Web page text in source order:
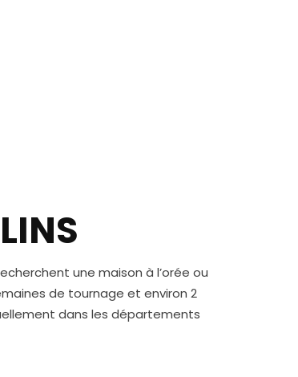
une maison à l’orée ou
de tournage et environ 2
dans les départements